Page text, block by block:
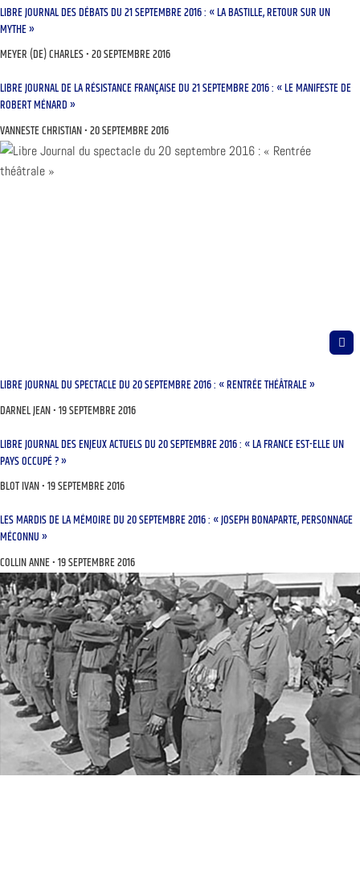
LIBRE JOURNAL DES DÉBATS DU 21 SEPTEMBRE 2016 : « LA BASTILLE, RETOUR SUR UN
MYTHE »
MEYER (DE) CHARLES 20 SEPTEMBRE 2016
LIBRE JOURNAL DE LA RÉSISTANCE FRANÇAISE DU 21 SEPTEMBRE 2016 : « LE MANIFESTE DE
ROBERT MÉNARD »
VANNESTE CHRISTIAN 20 SEPTEMBRE 2016
LIBRE JOURNAL DU SPECTACLE DU 20 SEPTEMBRE 2016 : « RENTRÉE THÉÂTRALE »
DARNEL JEAN 19 SEPTEMBRE 2016
LIBRE JOURNAL DES ENJEUX ACTUELS DU 20 SEPTEMBRE 2016 : « LA FRANCE EST-ELLE UN
PAYS OCCUPÉ ? »
BLOT IVAN 19 SEPTEMBRE 2016
LES MARDIS DE LA MÉMOIRE DU 20 SEPTEMBRE 2016 : « JOSEPH BONAPARTE, PERSONNAGE
MÉCONNU »
COLLIN ANNE 19 SEPTEMBRE 2016